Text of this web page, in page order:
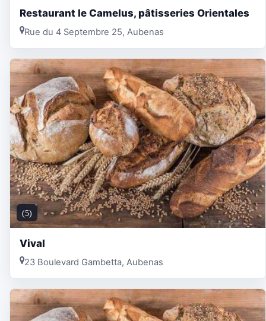
Restaurant le Camelus, pâtisseries Orientales
Rue du 4 Septembre 25, Aubenas
(5)
Vival
23 Boulevard Gambetta, Aubenas